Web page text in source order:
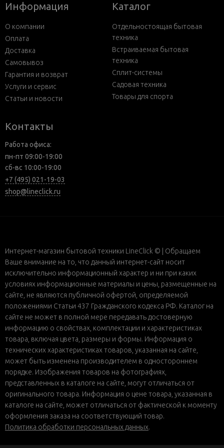
Информация
О компании
Оплата
Доставка
Самовывоз
Гарантия и возврат
Услуги и сервис
Статьи и новости
Каталог
Отдельностоящая бытовая
техника
Встраиваемая бытовая
техника
Сплит-системы
Садовая техника
Товары для спорта
Контакты
Работа офиса:
пн-пт 09:00-19:00
сб-вс 10:00-19:00
+7 (495) 021-19-03
shop@lineclick.ru
Интернет-магазин бытовой техники LineClick © | Обращаем
Ваше внимание на то, что данный интернет-сайт носит
исключительно информационный характер и ни при каких
условиях информационные материалы и цены, размещенные на
сайте, не являются публичной офертой, определяемой
положениями Статьи 437 Гражданского кодекса РФ. Каталог на
сайте не может в полной мере передавать достоверную
информацию о свойствах, комплектации и характеристиках
товара, включая цвета, размеры и формы. Информация о
технических характеристиках товаров, указанная на сайте,
может быть изменена производителем в одностороннем
порядке. Изображения товаров на фотографиях,
представленных в каталоге на сайте, могут отличаться от
оригинального товара. Информация о цене товара, указанная в
каталоге на сайте, может отличаться от фактической к моменту
оформления заказа на соответствующий товар.
Политика обработки персональных данных.